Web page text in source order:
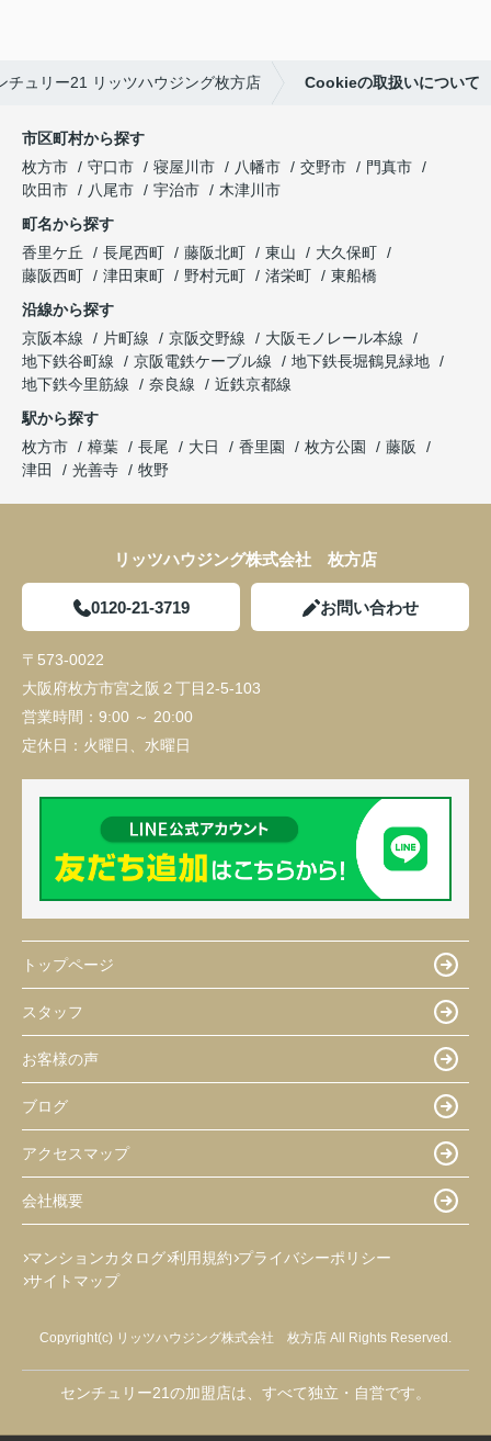
チュリー21 リッツハウジング枚方店 Cookieの取扱いについて
市区町村から探す
枚方市
守口市 寝屋川市 八幡市 交野市
門真市
吹田市
八尾市 宇治市
木津川市
町名から探す
香里ケ丘
長尾西町 藤阪北町 東山
大久保町
藤阪西町
津田東町 野村元町 渚栄町
東船橋
沿線から探す
京阪本線
片町線 京阪交野線
大阪モノレール本線
地下鉄谷町線
京阪電鉄ケーブル線
地下鉄長堀鶴見緑地
地下鉄今里筋線
奈良線
近鉄京都線
駅から探す
枚方市
樟葉 長尾 大日 香里園 枚方公園
藤阪
津田
光善寺 牧野
リッツハウジング株式会社 枚方店
0120-21-3719 お問い合わせ
〒573-0022
大阪府枚方市宮之阪２丁目2-5-103
営業時間： 9:00 ～ 20:00
定休日： 火曜日、水曜日
トップページ
スタッフ
お客様の声
ブログ
アクセスマップ
会社概要
マンションカタログ 利用規約 プライバシーポリシー
サイトマップ
Copyright(c) リッツハウジング株式会社 枚方店 All Rights Reserved.
センチュリー21の加盟店は、すべて独立・自営です。